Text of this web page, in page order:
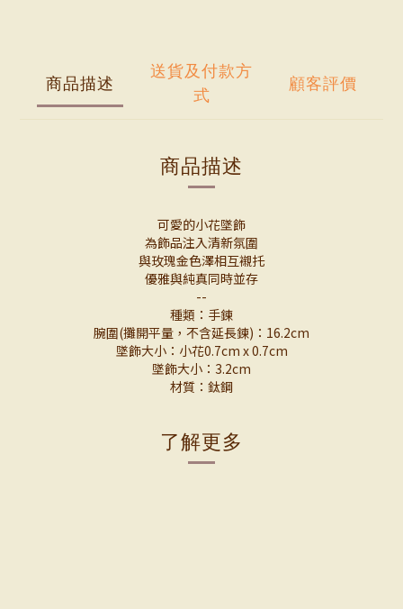
商品描述
送貨及付款方
式
顧客評價
商品描述
可愛的小花墜飾
為飾品注入清新氛圍
與玫瑰金色澤相互襯托
優雅與純真同時並存
--
種類：手鍊
腕圍(攤開平量，不含延長鍊)：16.2cm
墜飾大小：小花0.7cm x 0.7cm
墜飾大小：3.2cm
材質：鈦鋼
了解更多